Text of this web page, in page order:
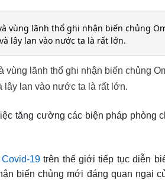
vùng lãnh thổ ghi nhận biến chủng
lây lan vào nước ta là rất lớn.
vùng lãnh thổ ghi nhận biến chủng
lây lan vào nước ta là rất lớn.
tăng cường các biện pháp phòng
19trên thế giới tiếp tục diễn
biến chủng mới đáng quan ngại